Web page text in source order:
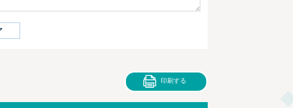
印刷する